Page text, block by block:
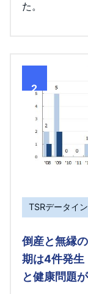
た。
2
TSRデータイ
倒産と無縁
期は4件発
と健康問題